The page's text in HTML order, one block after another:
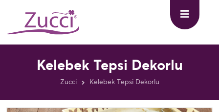
Kelebek Tepsi Dekorlu
Zucci Kelebek Tepsi Dekorlu